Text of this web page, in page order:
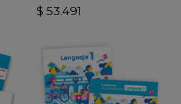
$ 53.491